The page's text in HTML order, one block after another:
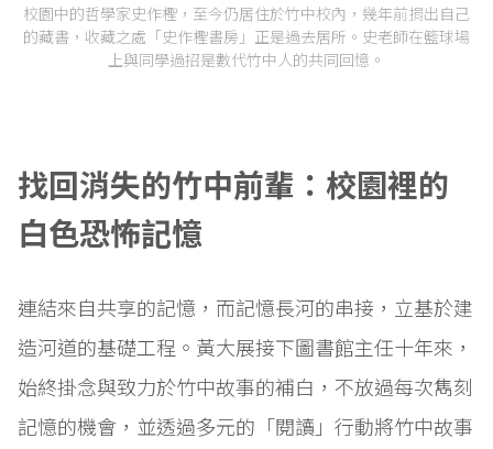
校園中的哲學家史作檉，至今仍居住於竹中校內，幾年前捐出自己
的藏書，收藏之處「史作檉書房」正是過去居所。史老師在籃球場
上與同學過招是數代竹中人的共同回憶。
找回消失的竹中前輩：校園裡的
白色恐怖記憶
連結來自共享的記憶，而記憶長河的串接，立基於建
造河道的基礎工程。黃大展接下圖書館主任十年來，
始終掛念與致力於竹中故事的補白，不放過每次雋刻
記憶的機會，並透過多元的「閱讀」行動將竹中故事